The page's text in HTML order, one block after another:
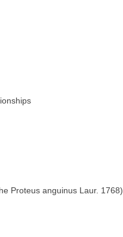
Proteus anguinus Laur. 1768)